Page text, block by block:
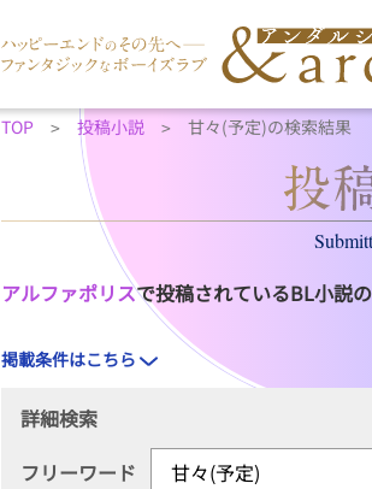
TOP 投稿小説 甘々(予定)の検索結果
アルファポリスで投稿されているBL小説
掲載条件はこちら
詳細検索
フリーワード